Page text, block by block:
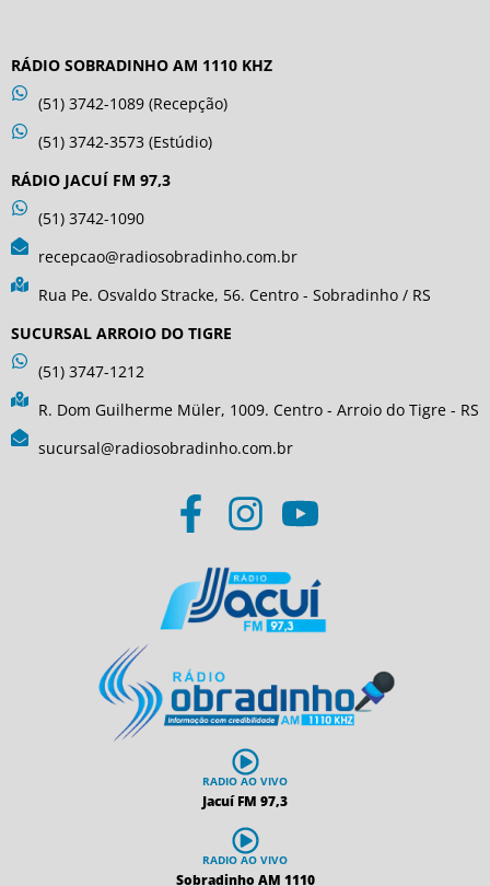
RÁDIO SOBRADINHO AM 1110 KHZ
(51) 3742-1089 (Recepção)
(51) 3742-3573 (Estúdio)
RÁDIO JACUÍ FM 97,3
(51) 3742-1090
recepcao@radiosobradinho.com.br
Rua Pe. Osvaldo Stracke, 56. Centro - Sobradinho / RS
SUCURSAL ARROIO DO TIGRE
(51) 3747-1212
R. Dom Guilherme Müler, 1009. Centro - Arroio do Tigre - RS
sucursal@radiosobradinho.com.br
RADIO AO VIVO
Jacuí FM 97,3
RADIO AO VIVO
Sobradinho AM 1110